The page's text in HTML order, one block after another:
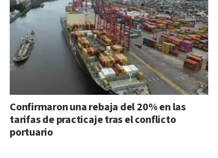
Confirmaron una rebaja del 20% en las
tarifas de practicaje tras el conflicto
portuario